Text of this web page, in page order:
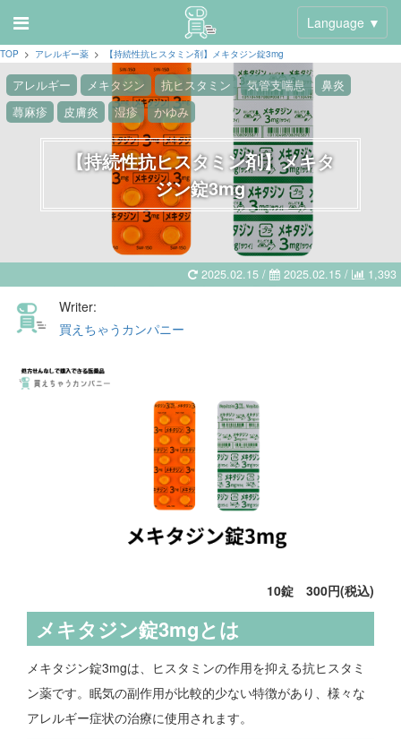
Language ▼
TOP > アレルギー薬 > 【持続性抗ヒスタミン剤】メキタジン錠3mg
アレルギー メキタジン 抗ヒスタミン 気管支喘息
鼻炎
蕁麻疹
皮膚炎 湿疹 かゆみ
【持続性抗ヒスタミン剤】メキタ
ジン錠3mg
2025.02.15 / 2025.02.15 / 1,393
Writer:
買えちゃうカンパニー
10錠 300円(税込)
メキタジン錠3mgとは
メキタジン錠3mgは、ヒスタミンの作用を抑える抗ヒスタミ
ン薬です。眠気の副作用が比較的少ない特徴があり、様々な
アレルギー症状の治療に使用されます。